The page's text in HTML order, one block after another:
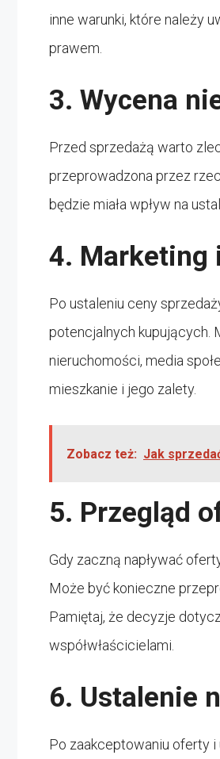
inne warunki, które należy
prawem.
3. Wycena
Przed sprzedażą warto
przeprowadzona przez
będzie miała wpływ na
4. Marketing
Po ustaleniu ceny
potencjalnych kupujących.
nieruchomości, media
mieszkanie i jego zalety.
Zobacz też: Jak
5. Przegląd
Gdy zaczną napływać
Może być konieczne
Pamiętaj, że decyzje
współwłaścicielami.
6. Ustalenie
Po zaakceptowaniu oferty